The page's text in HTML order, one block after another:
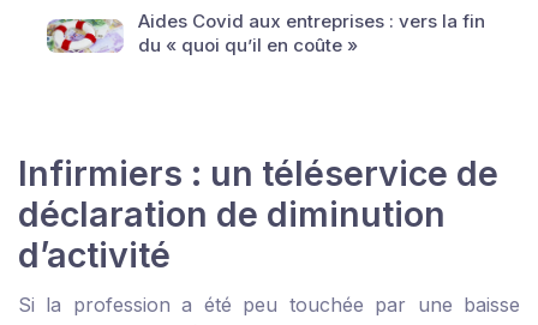
Aides Covid aux entreprises : vers la fin
du « quoi qu’il en coûte »
Infirmiers : un téléservice de
déclaration de diminution
d’activité
Si la profession a été peu touchée par une baisse